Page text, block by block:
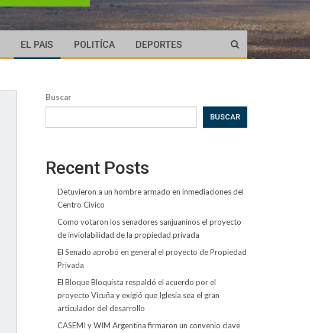
EL PAIS POLITÍCA DEPORTES
Buscar
BUSCAR
Recent Posts
Detuvieron a un hombre armado en inmediaciones del
Centro Cívico
Como votaron los senadores sanjuaninos el proyecto
de inviolabilidad de la propiedad privada
El Senado aprobó en general el proyecto de Propiedad
Privada
El Bloque Bloquista respaldó el acuerdo por el
proyecto Vicuña y exigió que Iglesia sea el gran
articulador del desarrollo
CASEMI y WIM Argentina firmaron un convenio clave